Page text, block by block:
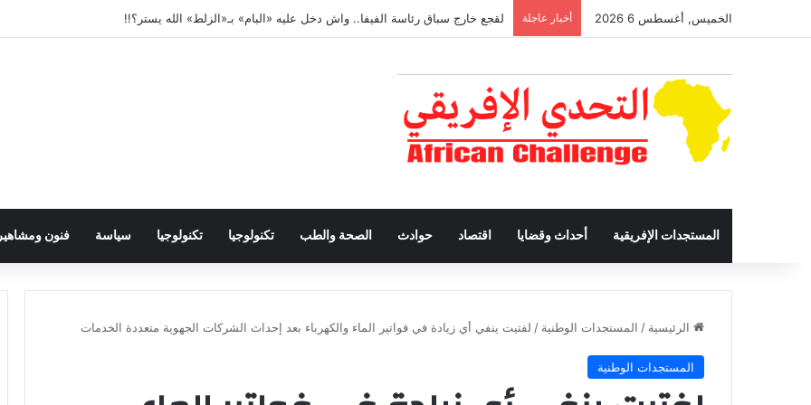
الخميس, أغسطس 6 2026 أخبار عاجلة لقجع خارج سباق رئاسة الفيفا.. واش دخل عليه «البام» بـ«الزلط» الله يستر؟!!
المستجدات الإفريقية أحداث وقضايا اقتصاد حوادث الصحة والطب تكنولوجيا تكنولوجيا سياسة فنون ومشاهير
الرئيسية / المستجدات الوطنية / لفتيت ينفي أي زيادة في فواتير الماء والكهرباء بعد إحداث الشركات الجهوية متعددة الخدمات
المستجدات الوطنية